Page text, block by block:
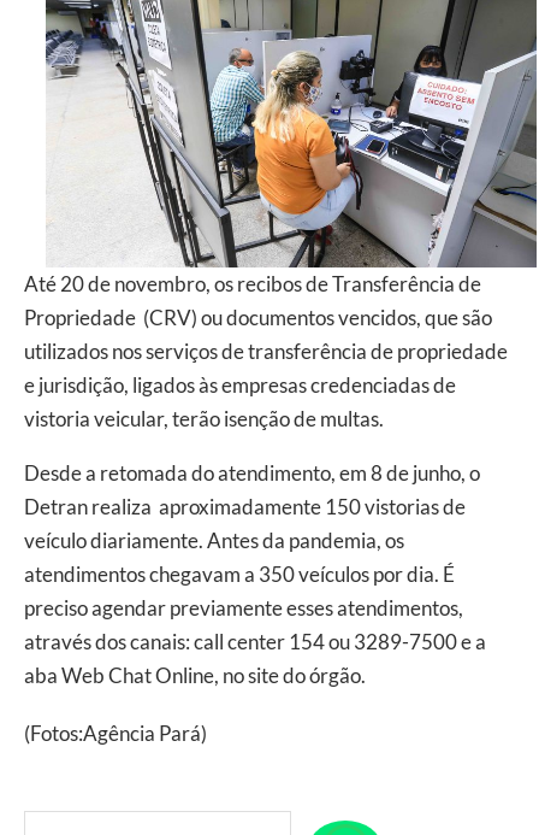
Até 20 de novembro, os recibos de Transferência de
Propriedade (CRV) ou documentos vencidos, que são
utilizados nos serviços de transferência de propriedade
e jurisdição, ligados às empresas credenciadas de
vistoria veicular, terão isenção de multas.
Desde a retomada do atendimento, em 8 de junho, o
Detran realiza aproximadamente 150 vistorias de
veículo diariamente. Antes da pandemia, os
atendimentos chegavam a 350 veículos por dia. É
preciso agendar previamente esses atendimentos,
através dos canais: call center 154 ou 3289-7500 e a
aba Web Chat Online, no site do órgão.
(Fotos:Agência Pará)